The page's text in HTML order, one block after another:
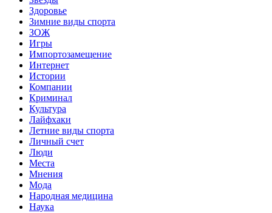
Здоровье
Зимние виды спорта
ЗОЖ
Игры
Импортозамещение
Интернет
Истории
Компании
Криминал
Культура
Лайфхаки
Летние виды спорта
Личный счет
Люди
Места
Мнения
Мода
Народная медицина
Наука